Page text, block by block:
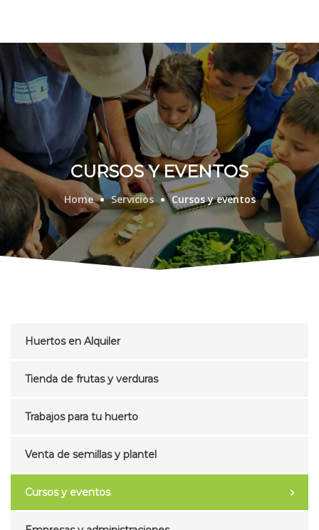
CURSOS Y EVENTOS
Home Servicios Cursos y eventos
Huertos en Alquiler
Tienda de frutas y verduras
Trabajos para tu huerto
Venta de semillas y plantel
Cursos y eventos